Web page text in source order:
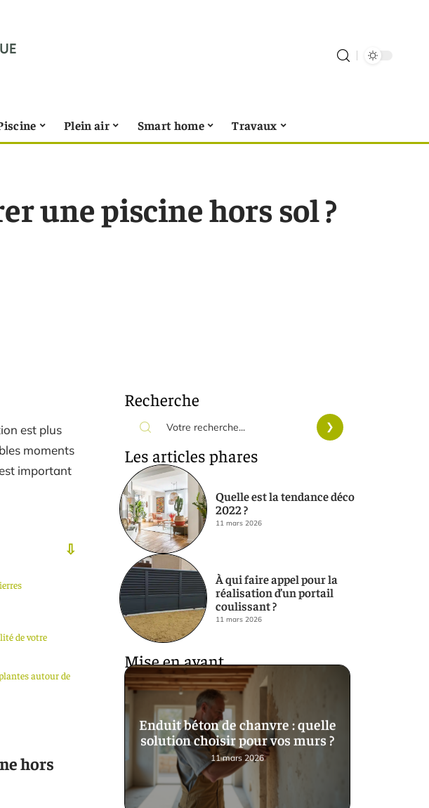
Plein air Smart home Travaux
une piscine hors sol ?
est plus
moments
important
de votre
autour de
hors
Recherche
Les articles phares
Quelle est la tendance déco
2022 ?
11 mars 2026
À qui faire appel pour la
réalisation d’un portail
coulissant ?
11 mars 2026
Mise en avant
Enduit béton de chanvre : quelle
solution choisir pour vos murs ?
11 mars 2026